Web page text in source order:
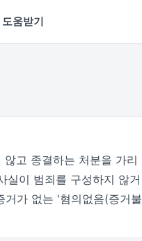
도움받기
고 종결하는 처분을 가리
실이 범죄를 구성하지 않거
가 없는 '혐의없음(증거불